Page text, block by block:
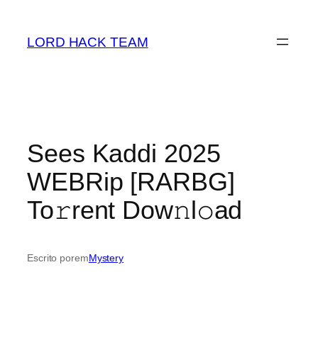
LORD HACK TEAM
Sees Kaddi 2025
WEBRip [RARBG]
To𝚛rent Dow𝚗l𝚘ad
Escrito poremMystery